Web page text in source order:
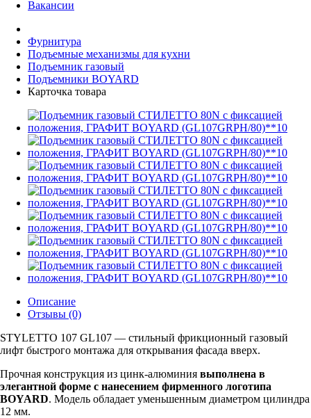
Вакансии
Фурнитура
Подъемные механизмы для кухни
Подъемник газовый
Подъемники BOYARD
Карточка товара
Описание
Отзывы (0)
STYLETTO 107 GL107 — стильный фрикционный газовый
лифт быстрого монтажа для открывания фасада вверх.
Прочная конструкция из цинк-алюминия выполнена в
элегантной форме с нанесением фирменного логотипа
BOYARD. Модель обладает уменьшенным диаметром цилиндра
12 мм.